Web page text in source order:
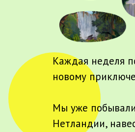
Каждая неделя
новому
Мы уже
Нетландии,